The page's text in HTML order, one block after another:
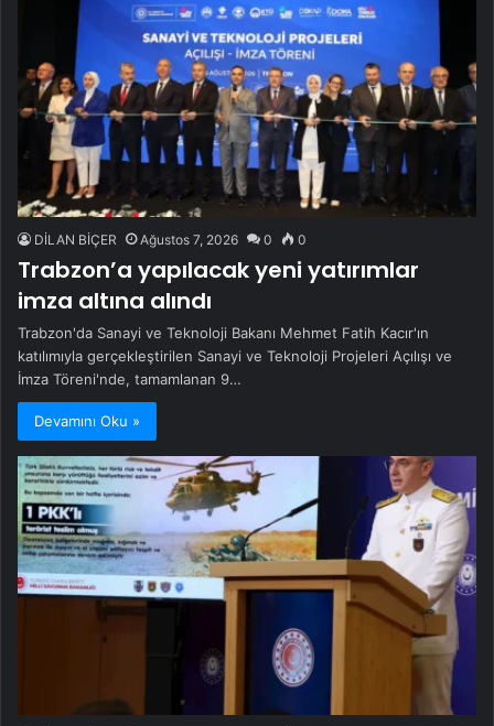
DİLAN BİÇER Ağustos 7, 2026 0 0
Trabzon’a yapılacak yeni yatırımlar
imza altına alındı
Trabzon'da Sanayi ve Teknoloji Bakanı Mehmet Fatih Kacır'ın
katılımıyla gerçekleştirilen Sanayi ve Teknoloji Projeleri Açılışı ve
İmza Töreni'nde, tamamlanan 9…
Devamını Oku »